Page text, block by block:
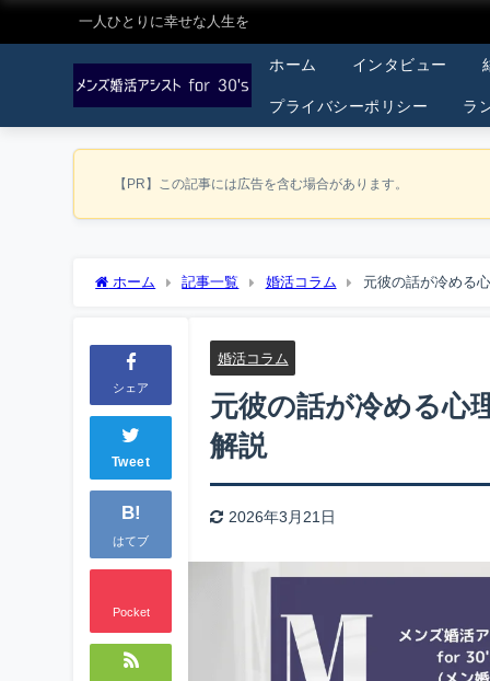
一人ひとりに幸せな人生を
ホーム インタビュー
プライバシーポリシー ラ
【PR】この記事には広告を含む場合があります。
ホーム 記事一覧 婚活コラム 元彼の話が冷める
シェア
Tweet
B!
はてブ
Pocket
婚活コラム
元彼の話が冷める心
解説
2026年3月21日